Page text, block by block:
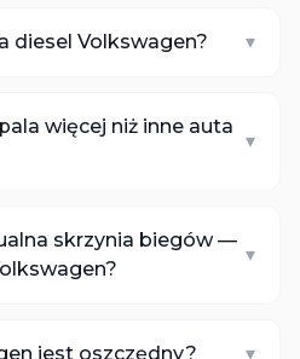
diesel Volkswagen? ▾
więcej niż inne auta
▾
skrzynia biegów —
▾
jest oszczędny? ▾